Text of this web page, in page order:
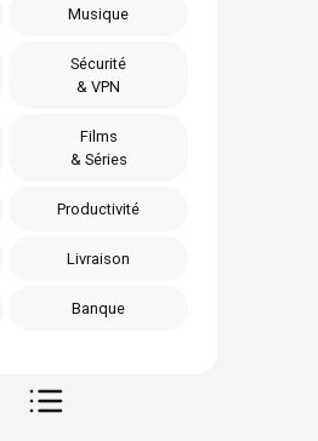
Musique
Sécurité
& VPN
Films
& Séries
Productivité
Livraison
Banque